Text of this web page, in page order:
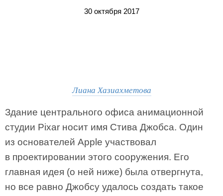
30 октября 2017
Лиана Хазиахметова
Здание центрального офиса анимационной
студии Pixar носит имя Стива Джобса. Один
из основателей Apple участвовал
в проектировании этого сооружения. Его
главная идея (о ней ниже) была отвергнута,
но все равно Джобсу удалось создать такое